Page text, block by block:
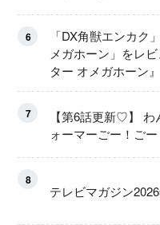
6
「DX角獣エンカク
メガホーン」をレ
ター オメガホーン
ート！
7
【第6話更新♡】
ォーマーごー！ごー
8
テレビマガジン